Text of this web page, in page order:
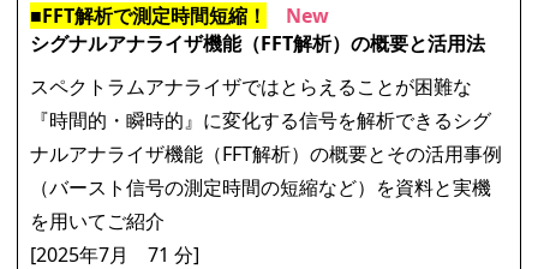
■FFT解析で測定時間短縮！
New
シグナルアナライザ機能（FFT解析）の概要と活用法
スペクトラムアナライザではとらえることが困難な
『時間的・瞬時的』に変化する信号を解析できるシグ
ナルアナライザ機能（FFT解析）の概要とその活用事例
（バースト信号の測定時間の短縮など）を資料と実機
を用いてご紹介
[2025年7月 71 分]